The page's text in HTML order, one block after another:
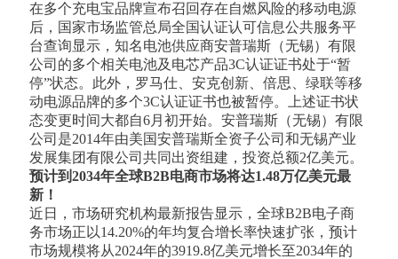
在多个充电宝品牌宣布召回存在自燃风险的移动电源
后，国家市场监管总局全国认证认可信息公共服务平
台查询显示，知名电池供应商安普瑞斯（无锡）有限
公司的多个相关电池及电芯产品3C认证证书处于“暂
停”状态。此外，罗马仕、安克创新、倍思、绿联等移
动电源品牌的多个3C认证证书也被暂停。上述证书状
态变更时间大都自6月初开始。安普瑞斯（无锡）有限
公司是2014年由美国安普瑞斯全资子公司和无锡产业
发展集团有限公司共同出资组建，投资总额2亿美元。
预计到2034年全球B2B电商市场将达1.48万亿美元最
新！
近日，市场研究机构最新报告显示，全球B2B电子商
务市场正以14.20%的年均复合增长率快速扩张，预计
市场规模将从2024年的3919.8亿美元增长至2034年的